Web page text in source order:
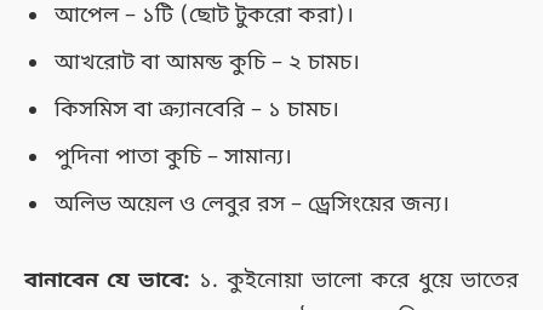
আপেল – ১টি (ছোট টুকরো করা)।
আখরোট বা আমন্ড কুচি – ২ চামচ।
কিসমিস বা ক্র্যানবেরি – ১ চামচ।
পুদিনা পাতা কুচি – সামান্য।
অলিভ অয়েল ও লেবুর রস – ড্রেসিংয়ের জন্য।
বানাবেন যে ভাবে: ১. কুইনোয়া ভালো করে ধুয়ে ভাতের